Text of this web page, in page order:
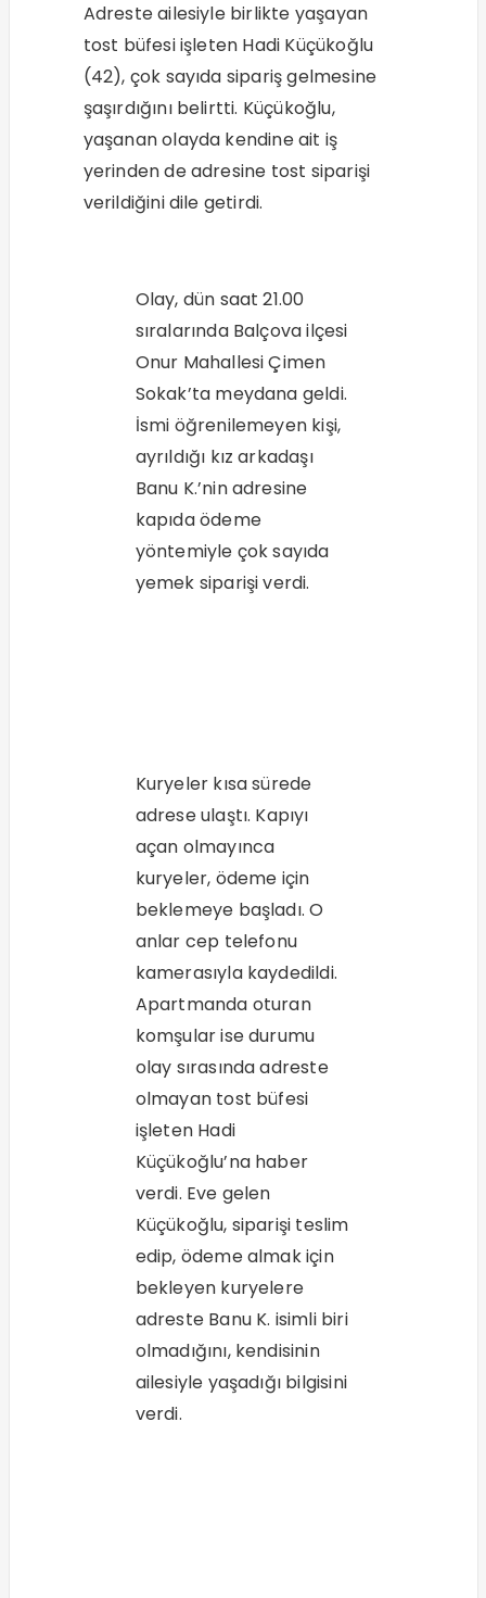
Adreste ailesiyle birlikte yaşayan
tost büfesi işleten Hadi Küçükoğlu
(42), çok sayıda sipariş gelmesine
şaşırdığını belirtti. Küçükoğlu,
yaşanan olayda kendine ait iş
yerinden de adresine tost siparişi
verildiğini dile getirdi.
Olay, dün saat 21.00
sıralarında Balçova ilçesi
Onur Mahallesi Çimen
Sokak’ta meydana geldi.
İsmi öğrenilemeyen kişi,
ayrıldığı kız arkadaşı
Banu K.’nin adresine
kapıda ödeme
yöntemiyle çok sayıda
yemek siparişi verdi.
Kuryeler kısa sürede
adrese ulaştı. Kapıyı
açan olmayınca
kuryeler, ödeme için
beklemeye başladı. O
anlar cep telefonu
kamerasıyla kaydedildi.
Apartmanda oturan
komşular ise durumu
olay sırasında adreste
olmayan tost büfesi
işleten Hadi
Küçükoğlu’na haber
verdi. Eve gelen
Küçükoğlu, siparişi teslim
edip, ödeme almak için
bekleyen kuryelere
adreste Banu K. isimli biri
olmadığını, kendisinin
ailesiyle yaşadığı bilgisini
verdi.